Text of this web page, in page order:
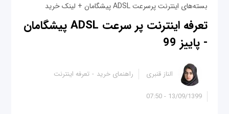
بسته‌های اینترنت پرسرعت ADSL پیشگامان + لینک خرید
تعرفه اینترنت پر سرعت ADSL پیشگامان
- پاییز 99
13/09/1399 - 07:50
الناز قنبری راهنمای خرید تعرفه اینترنت